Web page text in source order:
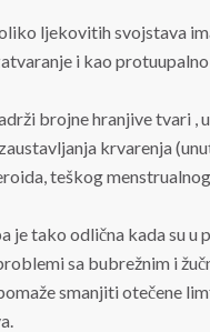
ljekovitih svojstava
i kao
brojne hranjive tvari ,
krvarenja
teškog
je tako odlična kada su
sa bubrežnim i
smanjiti otečene